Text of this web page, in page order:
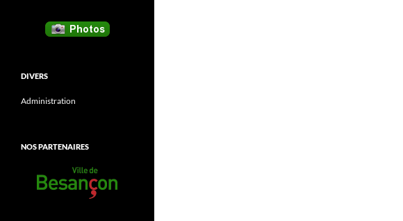
DIVERS
Administration
NOS PARTENAIRES